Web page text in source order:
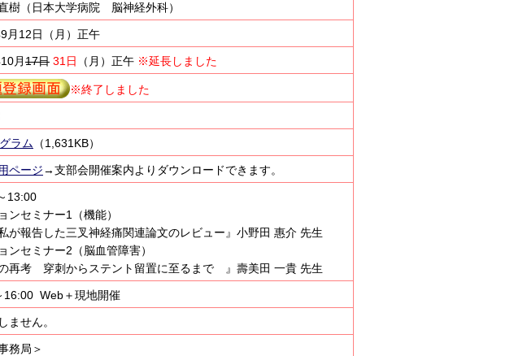
樹（日本大学病院 脳神経外科）
月12日（月）正午
月17日 31日 （月）正午 ※延長しました
※終了しました
ラム （1,631KB）
ページ→支部会開催案内よりダウンロードできます。
13:00
ンセミナー1（機能）
私が報告した三叉神経痛関連論文のレビュー』小野田 惠介 先生
ンセミナー2（脳血管障害）
の再考 穿刺からステント留置に至るまで 』壽美田 一貴 先生
16:00 Web＋現地開催
ません。
務局＞